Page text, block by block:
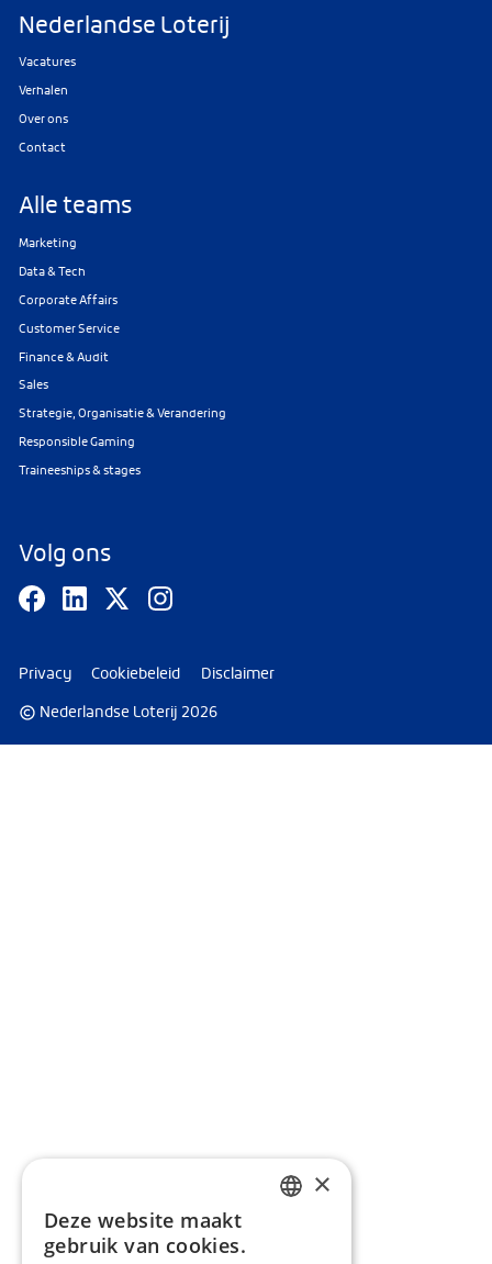
Nederlandse Loterij
Vacatures
Verhalen
Over ons
Contact
Alle teams
Marketing
Data & Tech
Corporate Affairs
Customer Service
Finance & Audit
Sales
Strategie, Organisatie & Verandering
Responsible Gaming
Traineeships & stages
Volg ons
Nederlandse Loterij 2026
Privacy Cookiebeleid Disclaimer
×
Deze website maakt
gebruik van cookies.